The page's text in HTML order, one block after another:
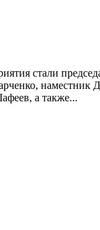
стали
наместник
а также...